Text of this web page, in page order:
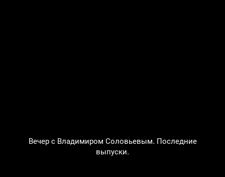
Вечер с Владимиром Соловьевым. Последние
выпуски.